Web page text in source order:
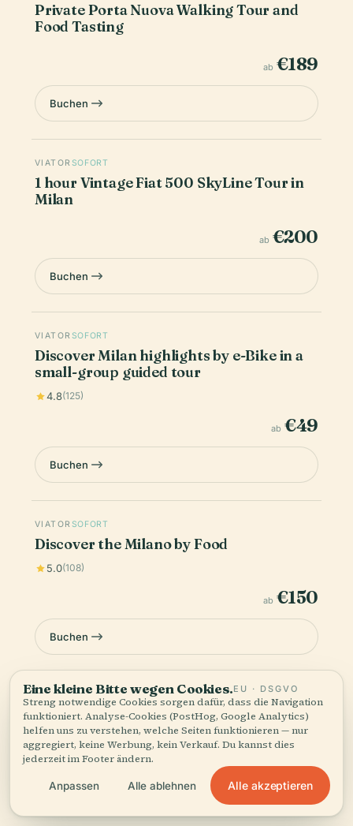
Private Porta Nuova Walking Tour and
Food Tasting
ab €189
Buchen
VIATOR SOFORT
1 hour Vintage Fiat 500 SkyLine Tour in
Milan
ab €200
Buchen
VIATOR SOFORT
Discover Milan highlights by e-Bike in a
small-group guided tour
4.8(125)
ab €49
Buchen
VIATOR SOFORT
Discover the Milano by Food
5.0(108)
ab €150
Buchen
Die Preise sind Richtwerte — der endgültige Preis und die
Verfügbarkeit werden beim Bezahlvorgang bestätigt. Audiala
kann eine Provision für Buchungen über diese Links verdienen.
Eine kleine Bitte wegen Cookies.EU · DSGVO
Streng notwendige Cookies sorgen dafür, dass die Navigation
funktioniert. Analyse-Cookies (PostHog, Google Analytics)
helfen uns zu verstehen, welche Seiten funktionieren — nur
aggregiert, keine Werbung, kein Verkauf. Du kannst dies
jederzeit im Footer ändern.
Anpassen Alle ablehnen Alle akzeptieren